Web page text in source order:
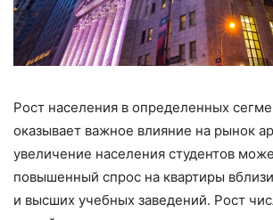
Рост населения в определенных
оказывает важное влияние на рынок
увеличение населения студентов
повышенный спрос на квартиры
и высших учебных заведений. Рост